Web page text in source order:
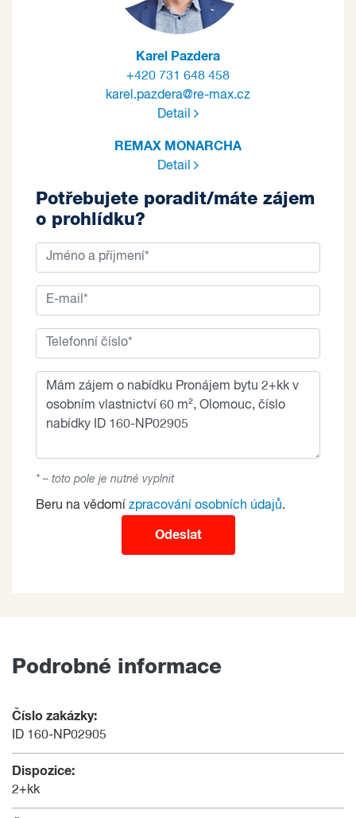
Karel Pazdera
+420 731 648 458
karel.pazdera@re-max.cz
Detail
REMAX MONARCHA
Detail
Potřebujete poradit/máte zájem
o prohlídku?
* – toto pole je nutné vyplnit
Beru na vědomí zpracování osobních údajů.
Odeslat
Podrobné informace
Číslo zakázky:
ID 160-NP02905
Dispozice:
2+kk